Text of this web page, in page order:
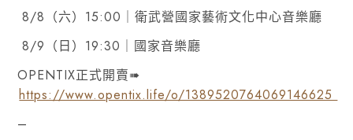
8/8（六）15:00｜衛武營國家藝術文化中心音樂廳
8/9（日）19:30｜國家音樂廳
OPENTIX正式開賣➠
https://www.opentix.life/o/1389520764069146625
–